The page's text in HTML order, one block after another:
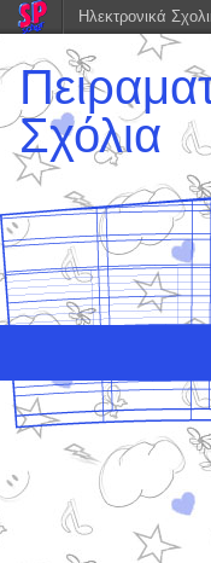
Σχόλια
Ηλεκτρονικά